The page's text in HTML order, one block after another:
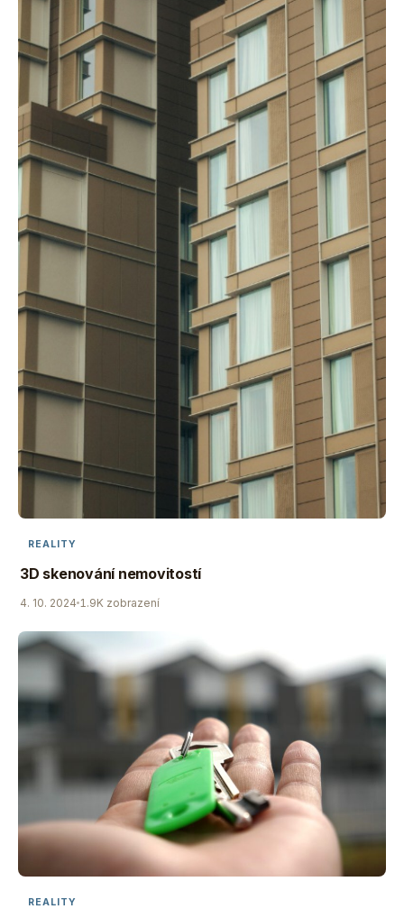
REALITY
3D skenování nemovitostí
4. 10. 2024 1.9K zobrazení
REALITY